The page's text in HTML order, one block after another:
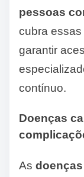
pessoas
cubra
garantir
contínuo.
Doenças
As